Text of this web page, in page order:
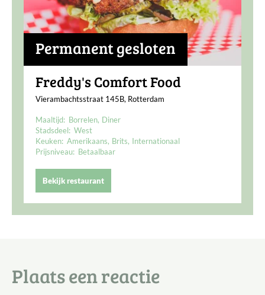
Permanent gesloten
Freddy's Comfort Food
Vierambachtsstraat 145B, Rotterdam
Maaltijd: Borrelen Diner
Stadsdeel: West
Keuken: Amerikaans Brits Internationaal
Prijsniveau: Betaalbaar
Bekijk restaurant
Plaats een reactie